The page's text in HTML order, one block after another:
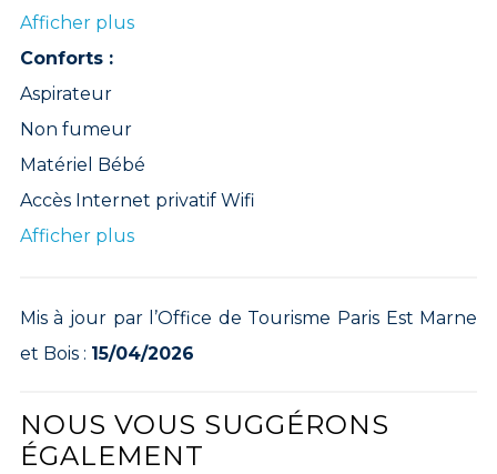
Afficher plus
Conforts :
Aspirateur
Non fumeur
Matériel Bébé
Accès Internet privatif Wifi
Afficher plus
Mis à jour par l’Office de Tourisme Paris Est Marne
et Bois : 15/04/2026
NOUS VOUS SUGGÉRONS
ÉGALEMENT